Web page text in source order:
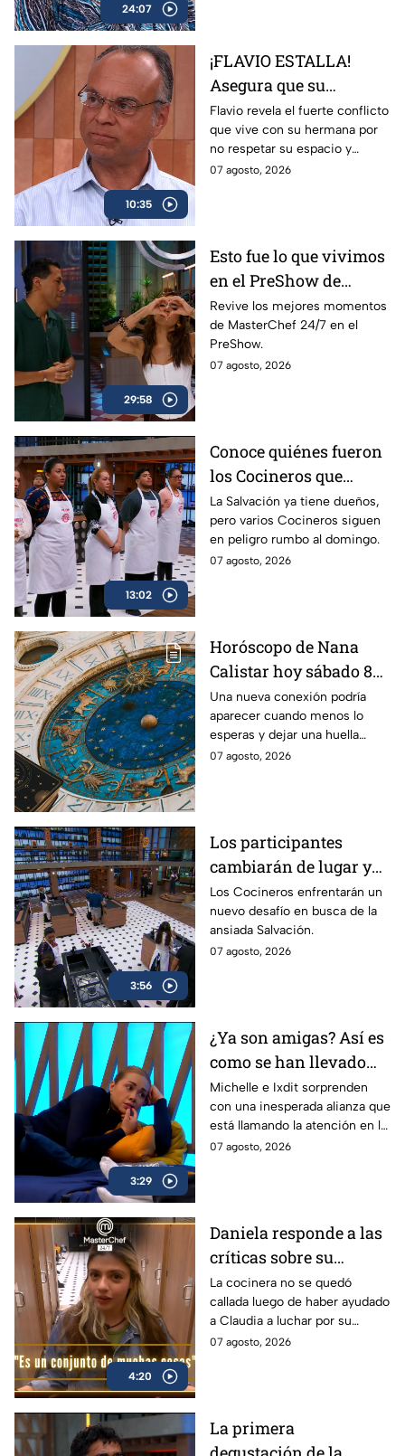
24:07
10:35
¡FLAVIO ESTALLA!
Asegura que su
hermana entra a su
casa y NO respeta su
vida en pareja
Flavio revela el fuerte conflicto
que vive con su hermana por
no respetar su espacio y
relación.
07 agosto, 2026
29:58
Esto fue lo que vivimos
en el PreShow de
MasterChef 24/7 este
viernes
Revive los mejores momentos
de MasterChef 24/7 en el
PreShow.
07 agosto, 2026
13:02
Conoce quiénes fueron
los Cocineros que
consiguieron la
Salvación en
MasterChef 24/7 este
viernes
La Salvación ya tiene dueños,
pero varios Cocineros siguen
en peligro rumbo al domingo.
07 agosto, 2026
Horóscopo de Nana
Calistar hoy sábado 8
de agosto del 2026 para
cada signo; una
conexión inesperada
podría transformar tus
Una nueva conexión podría
aparecer cuando menos lo
esperas y dejar una huella
importante.
07 agosto, 2026
3:56
Los participantes
cambiarán de lugar y
alguien más cocinará
por ellos en el segundo
reto de MasterChef 24/7
Los Cocineros enfrentarán un
nuevo desafío en busca de la
ansiada Salvación.
07 agosto, 2026
3:29
¿Ya son amigas? Así es
como se han llevado
Michelle e Ixdit dentro
de MasterChef 24/7
Michelle e Ixdit sorprenden
con una inesperada alianza que
está llamando la atención en la
cocina.
07 agosto, 2026
4:20
Daniela responde a las
críticas sobre su
desempeño en
MasterChef 24/7: "Es un
conjunto de muchas
cosas" (VIDEO)
La cocinera no se quedó
callada luego de haber ayudado
a Claudia a luchar por su
salvación en la gala de este
07 agosto, 2026
La primera